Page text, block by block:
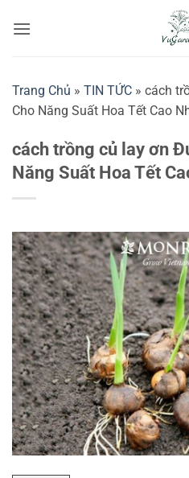
qua
Trang Chủ » TIN TỨC » cách
Cho Năng Suất Hoa Tết Cao
cách trồng củ lay ơn
Năng Suất Hoa Tết